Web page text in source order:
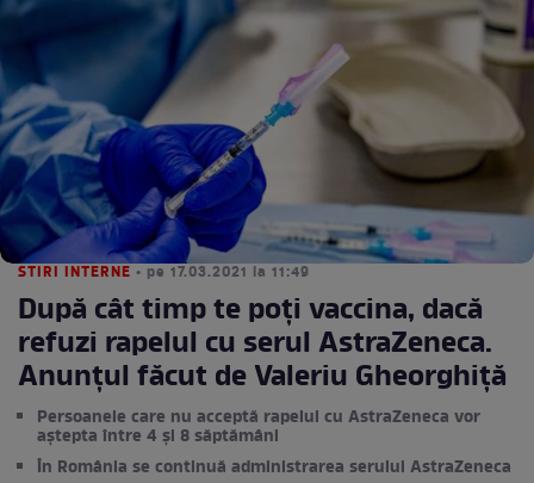
STIRI INTERNE • pe 17.03.2021 la 11:49
După cât timp te poți vaccina, dacă
refuzi rapelul cu serul AstraZeneca.
Anunțul făcut de Valeriu Gheorghiță
Persoanele care nu acceptă rapelul cu AstraZeneca vor
aștepta între 4 și 8 săptămâni
În România se continuă administrarea serului AstraZeneca